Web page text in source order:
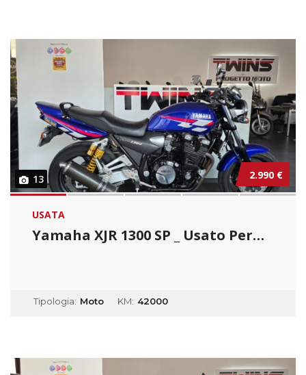
13 2.990 €
USATA
Yamaha XJR 1300 SP _ Usato Permutabile
Tipologia: Moto KM: 42000